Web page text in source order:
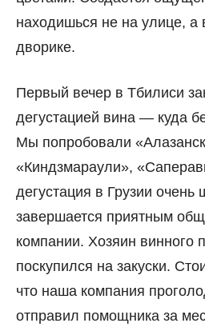
находишься не на улице, а
дворике.
Первый вечер в Тбилиси
дегустацией вина — куда
Мы попробовали
«Киндзмараули»,
дегустация в Грузии
завершается приятным
компании. Хозяин винного
поскупился на закуски.
что наша компания
отправил помощника за